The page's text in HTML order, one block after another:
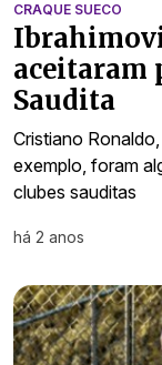
CRAQUE SUECO
aceitaram
Saudita
Cristiano
exemplo, foram
clubes sauditas
há 2 anos